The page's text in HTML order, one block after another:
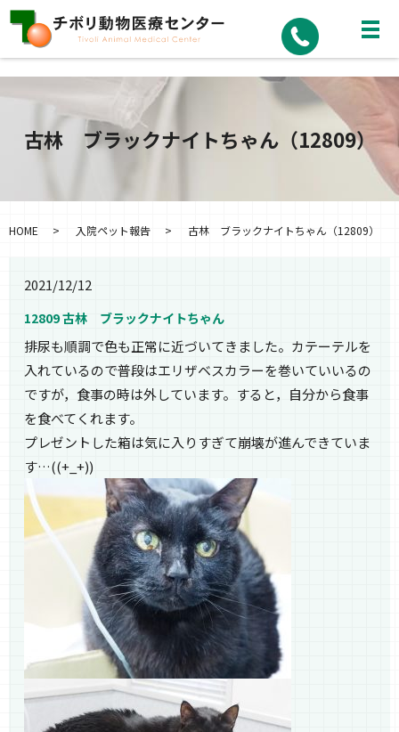
古林 ブラックナイトちゃん（12809）
HOME 入院ペット報告 古林 ブラックナイトちゃん（12809）
2021/12/12
12809 古林 ブラックナイトちゃん
排尿も順調で色も正常に近づいてきました。カテーテルを
入れているので普段はエリザベスカラーを巻いていいるの
ですが，食事の時は外しています。すると，自分から食事
を食べてくれます。
プレゼントした箱は気に入りすぎて崩壊が進んできていま
す…((+_+))